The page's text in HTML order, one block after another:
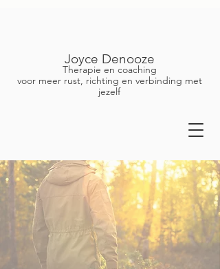
Joyce Denooze
Therapie en coaching
voor meer rust, richting en verbinding met
jezelf